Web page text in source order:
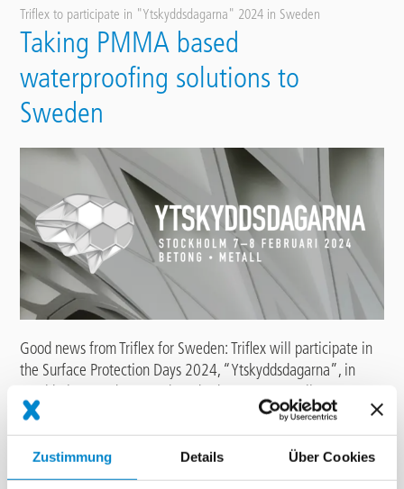
Zustimmung Details Über Cookies
Triflex to participate in "Ytskyddsdagarna" 2024 in Sweden
Taking PMMA based
waterproofing solutions to
Sweden
Good news from Triflex for Sweden: Triflex will participate in
the Surface Protection Days 2024, “Ytskyddsdagarna”, in
Stockholm on February 7th and 8th 2024. Our colleague
International Sales Manager
Nicolas Schmidtand our Triflex
Partner for SwedenJukka KaikkonenfromBovicon ABwill be
on site as speakers, to inform about sophisticated
waterproofing solutions based on PMMA, to answer questions